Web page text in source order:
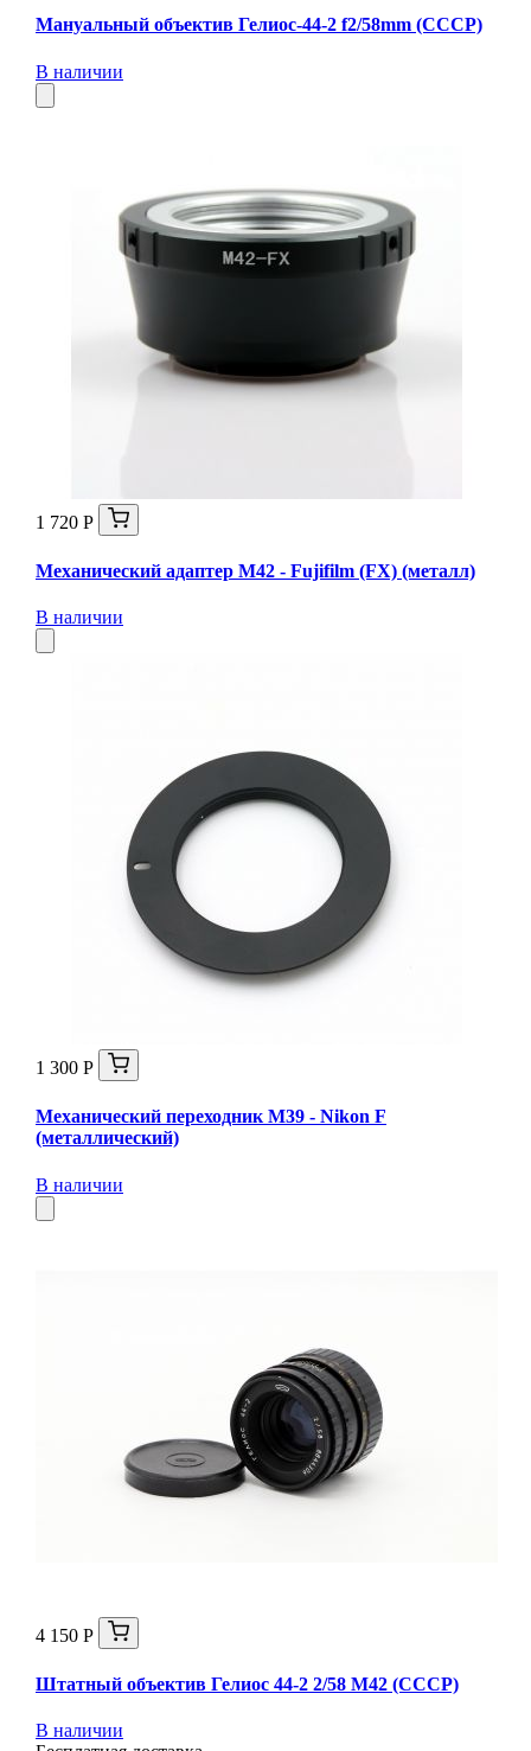
Мануальный объектив Гелиос-44-2 f2/58mm (СССР)
В наличии
1 720 Р
Механический адаптер М42 - Fujifilm (FX) (металл)
В наличии
1 300 Р
Механический переходник M39 - Nikon F
(металлический)
В наличии
4 150 Р
Штатный объектив Гелиос 44-2 2/58 М42 (СССР)
В наличии